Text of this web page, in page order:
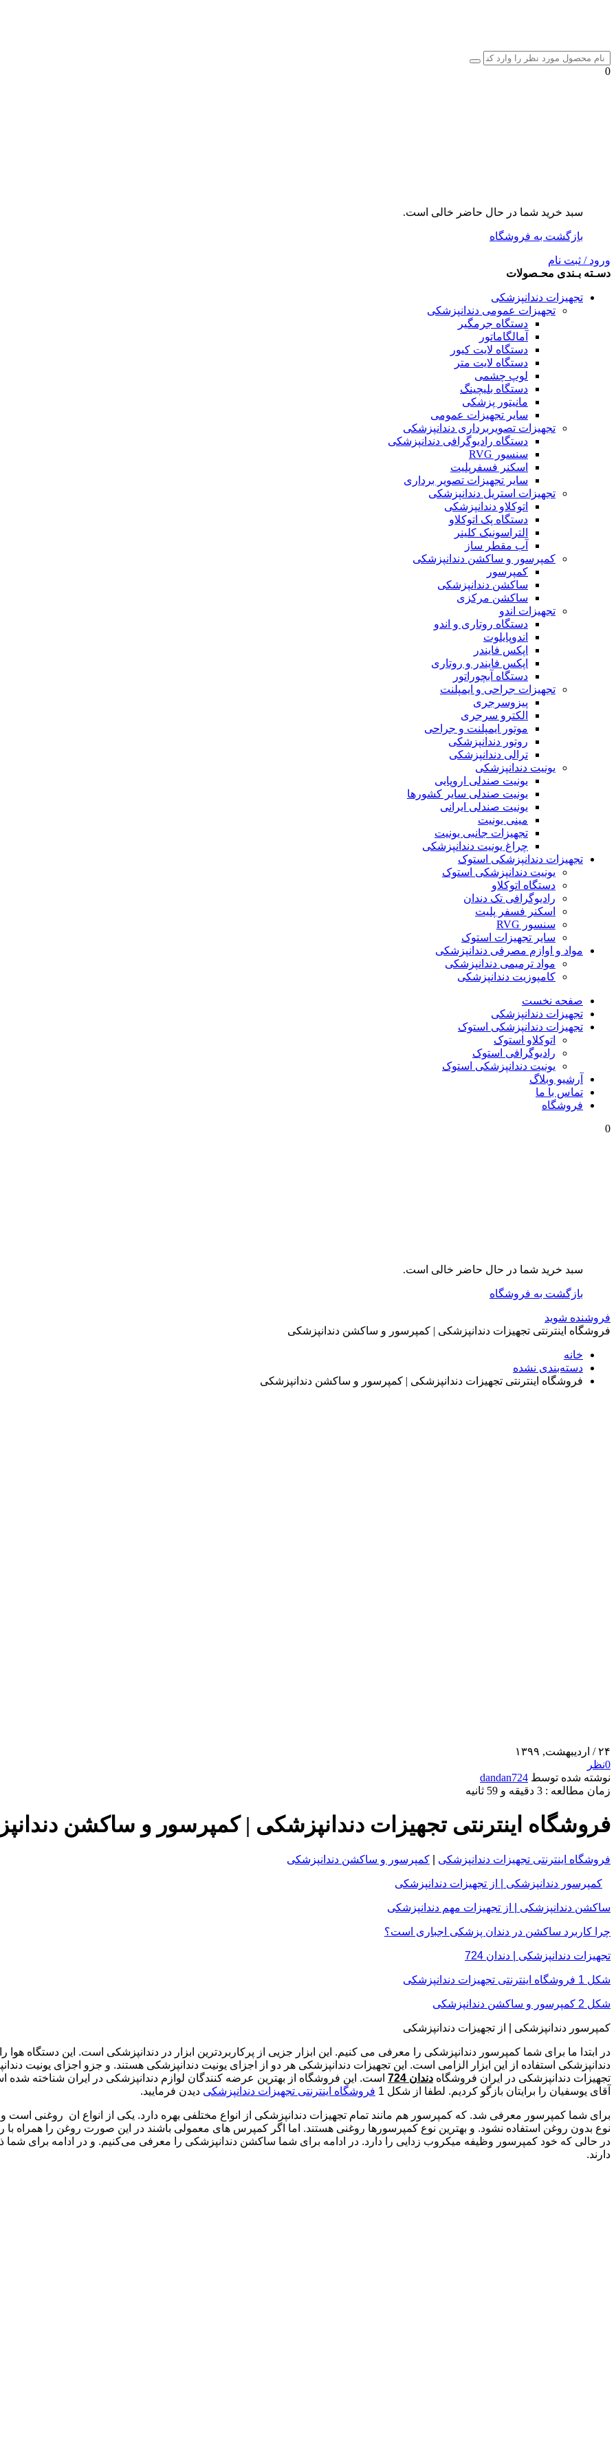
0
سبد خرید شما در حال حاضر خالی است.
بازگشت به فروشگاه
ورود / ثبت نام
دسـته بـندی محـصولات
تجهیزات دندانپزشکی
تجهیزات عمومی دندانپزشکی
دستگاه جرمگیر
آمالگاماتور
دستگاه لایت کیور
دستگاه لایت متر
لوپ چشمی
دستگاه بلیچینگ
مانیتور پزشکی
سایر تجهیزات عمومی
تجهیزات تصویربرداری دندانپزشکی
دستگاه رادیوگرافی دندانپزشکی
سنسور RVG
اسکنر فسفرپلیت
سایر تجهیزات تصویر برداری
تجهیزات استریل دندانپزشکی
اتوکلاو دندانپزشکی
دستگاه پک اتوکلاو
التراسونیک کلینر
آب مقطر ساز
کمپرسور و ساکشن دندانپزشکی
کمپرسور
ساکشن دندانپزشکی
ساکشن مرکزی
تجهیزات اندو
دستگاه روتاری و اندو
اندوپایلوت
اپکس فایندر
اپکس فایندر و روتاری
دستگاه آبچوراتور
تجهیزات جراحی و ایمپلنت
پیزوسرجری
الکترو سرجری
موتور ایمپلنت و جراحی
روتور دندانپزشکی
ترالی دندانپزشکی
یونیت دندانپزشکی
یونیت صندلی اروپایی
یونیت صندلی سایر کشورها
یونیت صندلی ایرانی
مینی یونیت
تجهیزات جانبی یونیت
چراغ یونیت دندانپزشکی
تجهیزات دندانپزشکی استوک
یونیت دندانپزشکی استوک
دستگاه اتوکلاو
رادیوگرافی تک دندان
اسکنر فسفر پلیت
سنسور RVG
سایر تجهیزات استوک
مواد و اوازم مصرفی دندانپزشکی
مواد ترمیمی دندانپزشکی
کامپوزیت دندانپزشکی
صفحه نخست
تجهیزات دندانپزشکی
تجهیزات دندانپزشکی استوک
اتوکلاو استوک
رادیوگرافی استوک
یونیت دندانپزشکی استوک
آرشیو وبلاگ
تماس با ما
فروشگاه
0
سبد خرید شما در حال حاضر خالی است.
بازگشت به فروشگاه
فروشنده شوید
فروشگاه اینترنتی تجهیزات دندانپزشکی | کمپرسور و ساکشن دندانپزشکی
خانه
دسته‌بندی نشده
فروشگاه اینترنتی تجهیزات دندانپزشکی | کمپرسور و ساکشن دندانپزشکی
۲۴ / اردیبهشت, ۱۳۹۹
0نظر
نوشته شده توسط dandan724
زمان مطالعه : 3 دقیقه و 59 ثانیه
فروشگاه اینترنتی تجهیزات دندانپزشکی | کمپرسور و ساکشن
فروشگاه اینترنتی تجهیزات دندانپزشکی کمپرسور و ساکشن دندانپزشکی
کمپرسور دندانپزشکی | از تجهیزات دندانپزشکی
ساکشن دندانپزشکی | از تجهیزات مهم دندانپزشکی
چرا کاربرد ساکشن در دندان پزشکی اجباری است؟
تجهیزات دندانپزشکی | دندان 724
شکل 1 فروشگاه اینترنتی تجهیزات دندانپزشکی
شکل 2 کمپرسور و ساکشن دندانپزشکی
کمپرسور دندانپزشکی | از تجهیزات دندانپزشکی
در ابتدا ما برای شما کمپرسور دندانپزشکی را معرفی می کنیم. این ابزار جزیی از پرکاربردترین ابزار در دندانپزشکی است. این دستگاه
دندانپزشکی استفاده از این ابزار الزامی است. این تجهیزات دندانپزشکی هر دو از اجزای یونیت دندانپزشکی هستند. و جزو اجزای یونیت
تجهیزات دندانپزشکی در ایران فروشگاه دندان 724
است. این فروشگاه از بهترین عرضه کنندگان لوازم دندانپزشکی در ایران شناخته
آقای یوسفیان را برایتان بازگو کردیم. لطفا از شکل 1 فروشگاه اینترنتی تجهیزات دندانپزشکی دیدن فرمایید.
برای شما کمپرسور معرفی شد. که کمپرسور هم مانند تمام تجهیزات دندانپزشکی از انواع مختلفی بهره دارد. یکی از انواع ان روغنی است و
نوع بدون روغن استفاده نشود. و بهترین نوع کمپرسورها روغنی هستند. اما اگر کمپرس های معمولی باشند در این صورت روغن را
در حالی که خود کمپرسور وظیفه میکروب زدایی را دارد. در ادامه برای شما ساکشن دندانپزشکی را معرفی می‌کنیم. و در ادامه برای شما
دارند.